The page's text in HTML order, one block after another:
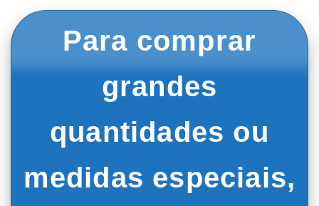
Para comprar
grandes
quantidades ou
medidas especiais,